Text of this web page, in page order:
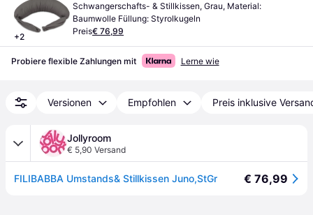
+2
Schwangerschafts- & Stillkissen, Grau, Material:
Baumwolle Füllung: Styrolkugeln
Preis€ 76,99
Probiere flexible Zahlungen mit Lerne wie
Versionen Empfohlen Preis inklusive
Jollyroom
€ 5,90 Versand
FILIBABBA Umstands& Stillkissen Juno,StGr € 76,99